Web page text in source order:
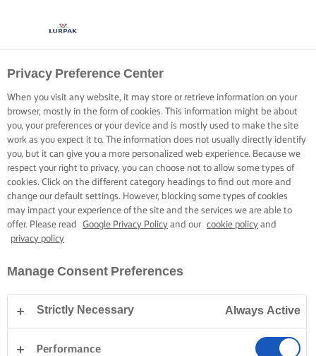
Privacy Preference Center
When you visit any website, it may store or retrieve information on your
browser, mostly in the form of cookies. This information might be about
you, your preferences or your device and is mostly used to make the site
work as you expect it to. The information does not usually directly identify
you, but it can give you a more personalized web experience. Because we
respect your right to privacy, you can choose not to allow some types of
cookies. Click on the different category headings to find out more and
change our default settings. However, blocking some types of cookies
may impact your experience of the site and the services we are able to
offer. Please read
Google Privacy Policy and our cookie policy and
privacy policy
Manage Consent Preferences
Strictly Necessary Always Active
Performance